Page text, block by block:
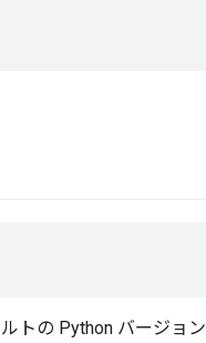
トの Python バージョン